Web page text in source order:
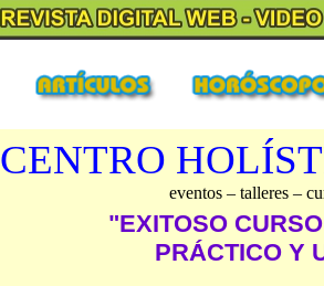
CENTRO
eventos – talleres –
"EXITOSO
PRÁCTICO Y